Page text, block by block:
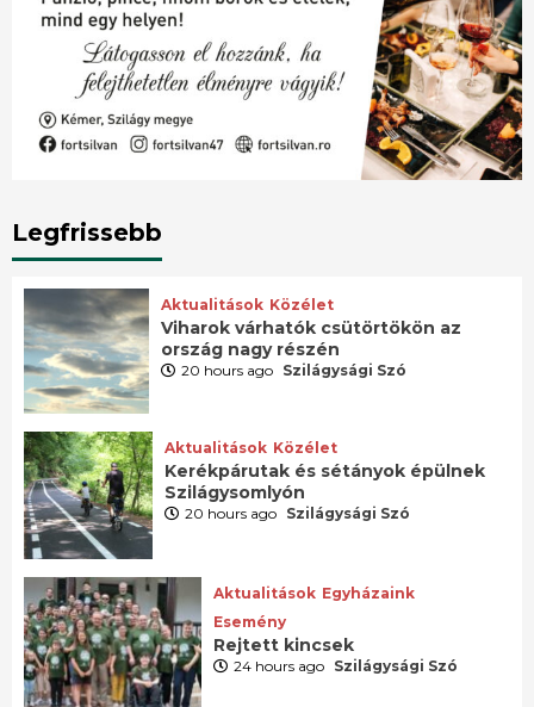
Legfrissebb
Aktualitások Közélet
Viharok várhatók csütörtökön az
ország nagy részén
20 hours ago Szilágysági Szó
Aktualitások Közélet
Kerékpárutak és sétányok épülnek
Szilágysomlyón
20 hours ago Szilágysági Szó
Aktualitások Egyházaink
Esemény
Rejtett kincsek
24 hours ago Szilágysági Szó